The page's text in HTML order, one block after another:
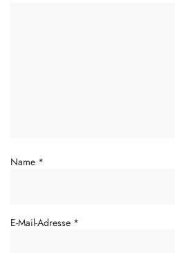
Name *
E-Mail-Adresse *